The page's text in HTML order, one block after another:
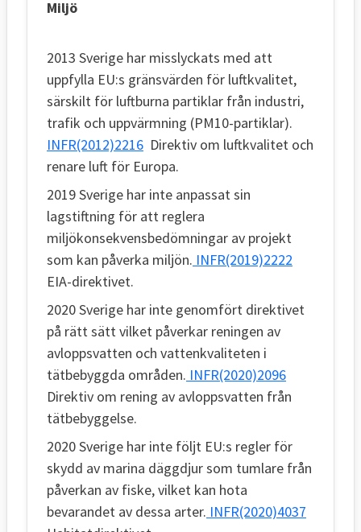
Miljö
2013 Sverige har misslyckats med att
uppfylla EU:s gränsvärden för luftkvalitet,
särskilt för luftburna partiklar från industri,
trafik och uppvärmning (PM10-partiklar).
INFR(2012)2216 Direktiv om luftkvalitet och
renare luft för Europa.
2019 Sverige har inte anpassat sin
lagstiftning för att reglera
miljökonsekvensbedömningar av projekt
som kan påverka miljön. INFR(2019)2222
EIA-direktivet.
2020 Sverige har inte genomfört direktivet
på rätt sätt vilket påverkar reningen av
avloppsvatten och vattenkvaliteten i
tätbebyggda områden. INFR(2020)2096
Direktiv om rening av avloppsvatten från
tätbebyggelse.
2020 Sverige har inte följt EU:s regler för
skydd av marina däggdjur som tumlare från
påverkan av fiske, vilket kan hota
bevarandet av dessa arter. INFR(2020)4037